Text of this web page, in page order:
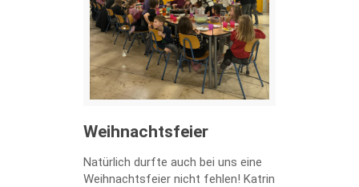
Weihnachtsfeier
Natürlich durfte auch bei uns eine
Weihnachtsfeier nicht fehlen! Katrin